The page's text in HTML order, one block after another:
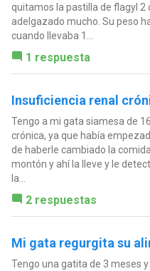
quitamos la pastilla de flagyl 2
adelgazado mucho. Su peso
cuando llevaba 1...
1 respuesta
Insuficiencia renal
Tengo a mi gata siamesa de
crónica, ya que había
de haberle cambiado la
montón y ahí la lleve y le
la...
2 respuestas
Mi gata regurgita su
Tengo una gatita de 3 meses